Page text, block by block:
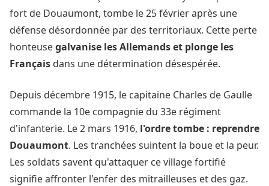
fort de Douaumont, tombe le 25 février après une
défense désordonnée par des territoriaux. Cette perte
honteusegalvanise les Allemands et plonge les
Français dans une détermination désespérée.
Depuis décembre 1915, le capitaine Charles de Gaulle
commande la 10e compagnie du 33e régiment
d'infanterie. Le 2 mars 1916, l'ordre tombe : reprendre
Douaumont. Les tranchées suintent la boue et la peur.
Les soldats savent qu'attaquer ce village fortifié
signifie affronter l'enfer des mitrailleuses et des gaz.